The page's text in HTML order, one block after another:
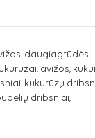
daugiagrūdės
avižos,
kukurūzų
dribsniai,